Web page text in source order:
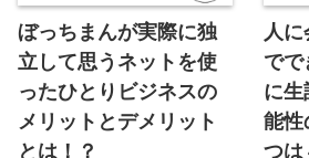
ぼっちまんが実際に独
立して思うネットを使
ったひとりビジネスの
メリットとデメリット
とは！？
人
でで
に生
能性
つは